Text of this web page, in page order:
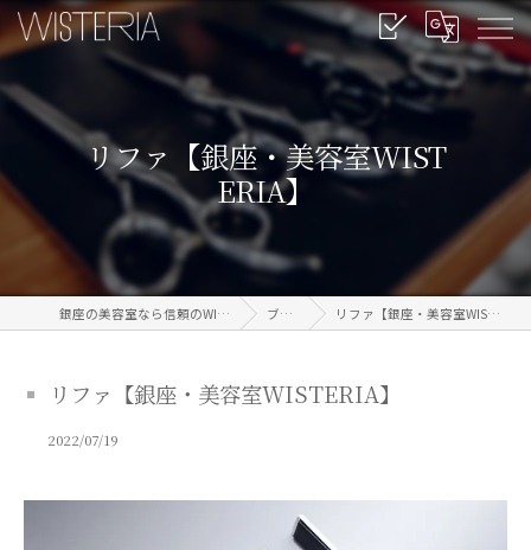
リファ【銀座・美容室WIST
ERIA】
銀座の美容室なら信頼のWISTERIA ブログ リファ【銀座・美容室WISTERIA】
リファ【銀座・美容室WISTERIA】
2022/07/19